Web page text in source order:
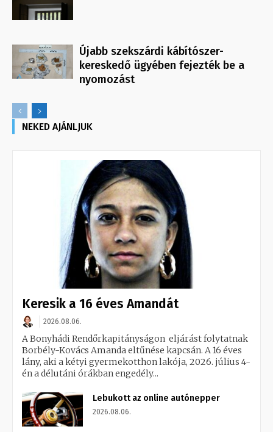
Újabb szekszárdi kábítószer-
kereskedő ügyében fejezték be a
nyomozást
NEKED AJÁNLJUK
Keresik a 16 éves Amandát
2026.08.06.
A Bonyhádi Rendőrkapitányságon eljárást folytatnak
Borbély-Kovács Amanda eltűnése kapcsán. A 16 éves
lány, aki a kétyi gyermekotthon lakója, 2026. július 4-
én a délutáni órákban engedély...
Lebukott az online autónepper
2026.08.06.